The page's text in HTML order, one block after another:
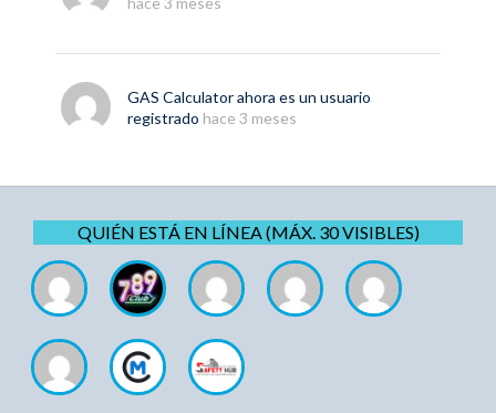
GAS Calculatorahora es un usuario
registrado hace 3 meses
QUIÉN ESTÁ EN LÍNEA (MÁX. 30 VISIBLES)